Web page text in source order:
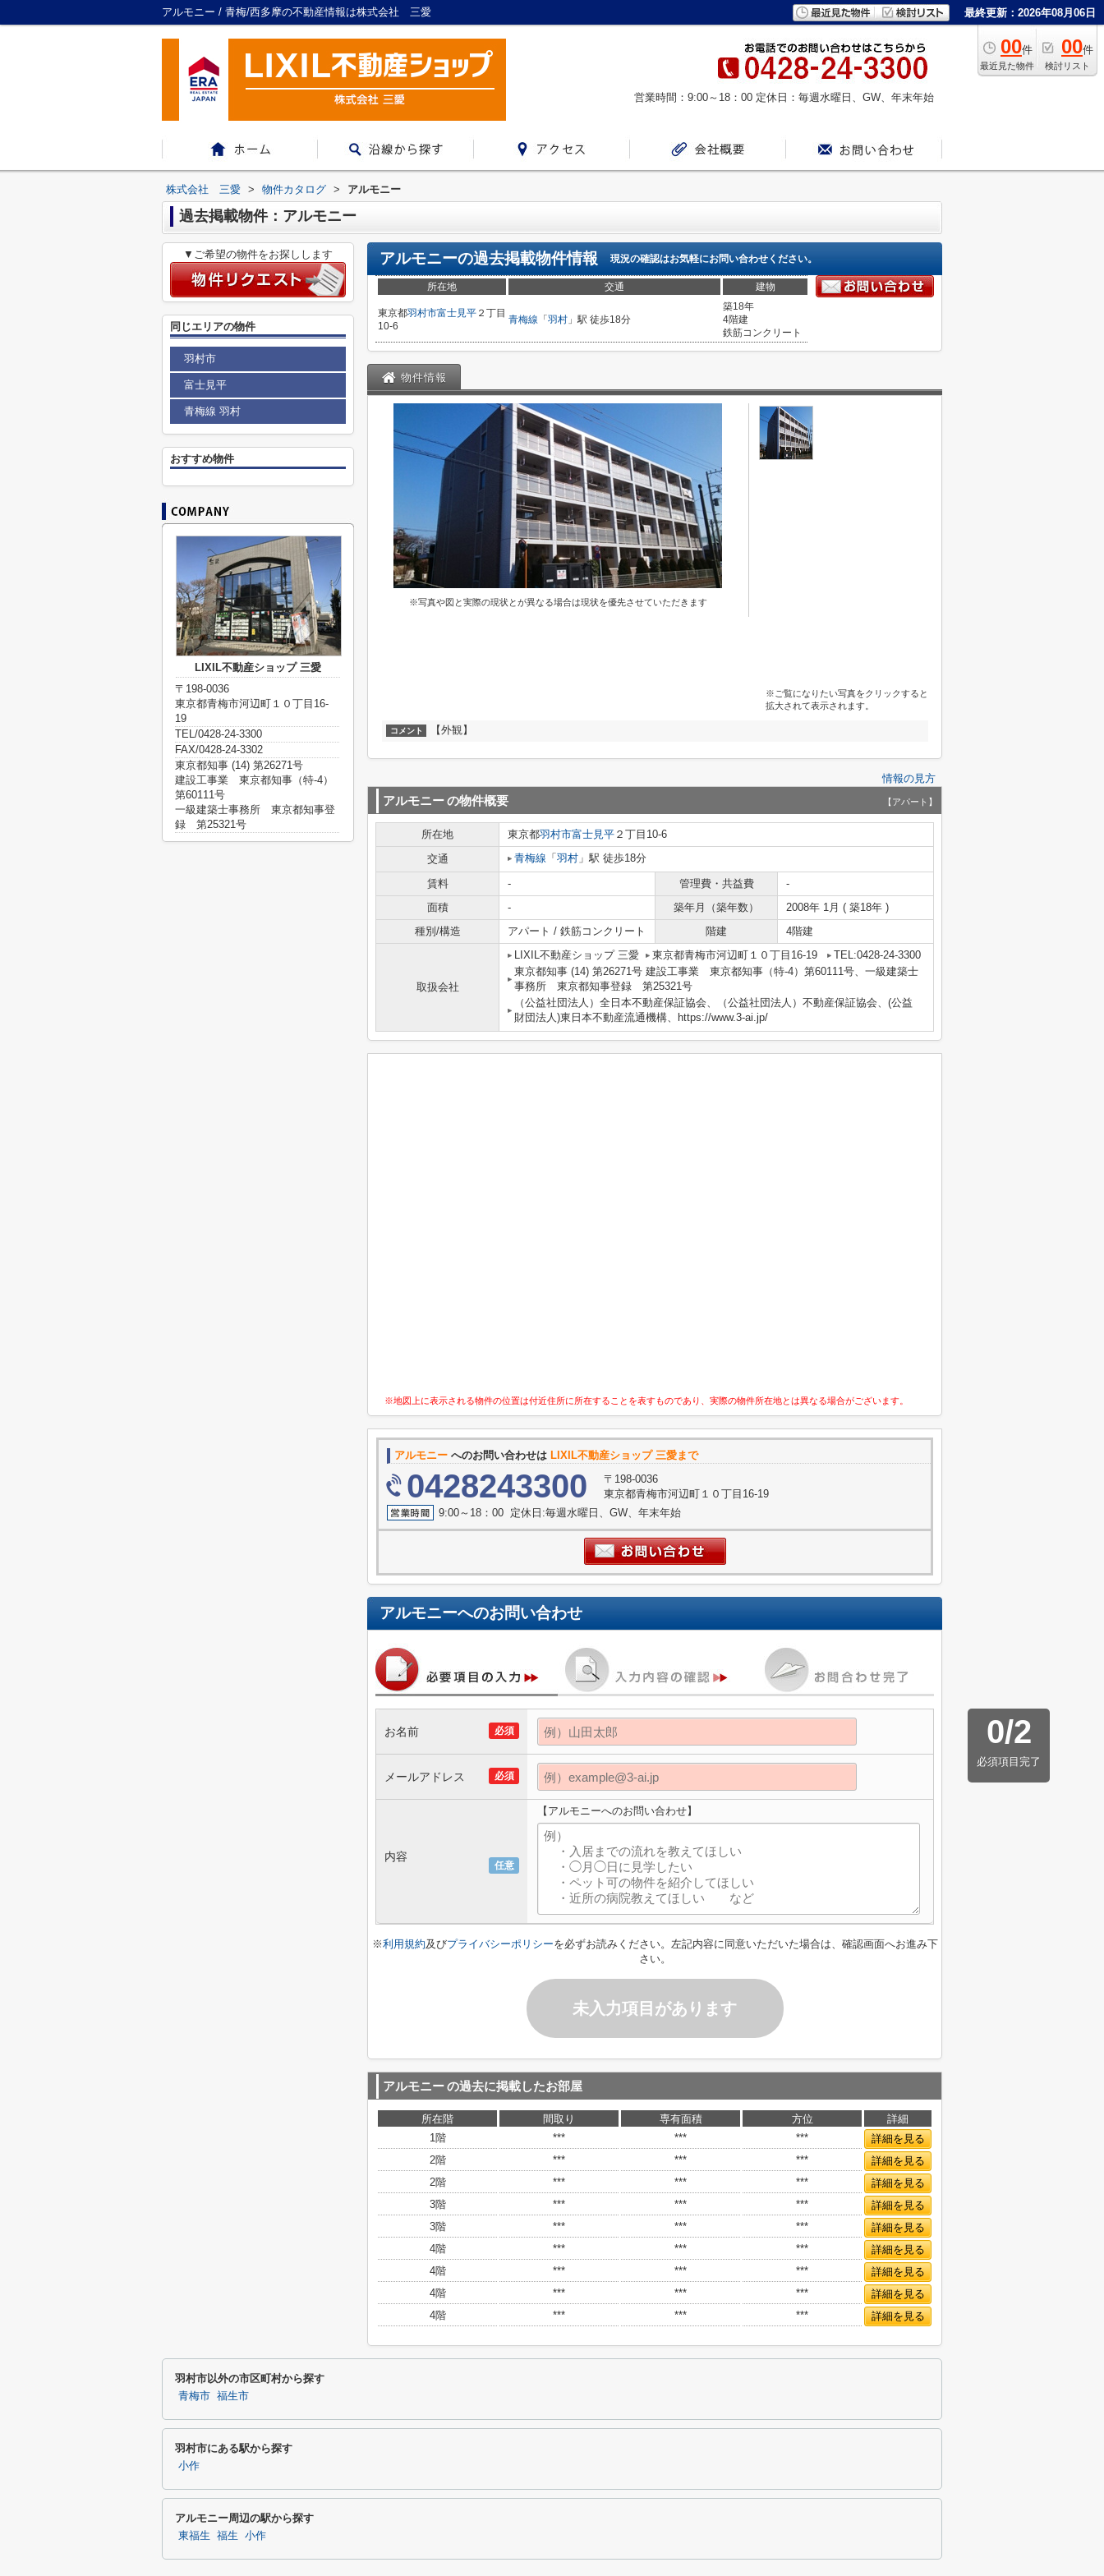
アルモニー / 青梅/西多摩の不動産情報は株式会社 三愛 最終更新：2026年08月06日
00件
最近見た物件
00件
検討リスト
営業時間：9:00～18：00 定休日：毎週水曜日、GW、年末年始
株式会社 三愛 > 物件カタログ > アルモニー
過去掲載物件：アルモニー
アルモニーの過去掲載物件情報 現況の確認はお気軽にお問い合わせください。
所在地 交通 建物
東京都羽村市富士見平 ２丁目
10-6
青梅線 「 羽村 」駅 徒歩18分
築18年
4階建
鉄筋コンクリート
物件情報
※写真や図と実際の現状とが異なる場合は現状を優先させていただきます
※ご覧になりたい写真をクリックすると
拡大されて表示されます。
コメント 【外観】
情報の見方
アルモニーの物件概要 【アパート】
所在地 東京都羽村市富士見平 ２丁目10-6
交通
青梅線 「 羽村 」駅 徒歩18分
賃料 - 管理費・共益費
-
面積
- 築年月（築年数）
2008年 1月 ( 築18年 )
種別/構造
アパート / 鉄筋コンクリート 階建 4階建
取扱会社
LIXIL不動産ショップ 三愛 東京都青梅市河辺町１０丁目16-19
TEL:0428-24-3300
東京都知事 (14) 第26271号 建設工事業 東京都知事（特-4）第60111号、一級建築士
事務所 東京都知事登録 第25321号
（公益社団法人）全日本不動産保証協会、（公益社団法人）不動産保証協会、(公益
財団法人)東日本不動産流通機構、https://www.3-ai.jp/
※地図上に表示される物件の位置は付近住所に所在することを表すものであり、実際の物件所在地とは異なる場合がございます。
アルモニー へのお問い合わせは LIXIL不動産ショップ 三愛まで
0428243300
〒198-0036
東京都青梅市河辺町１０丁目16-19
9:00～18：00 定休日:毎週水曜日、GW、年末年始
アルモニーへのお問い合わせ
0/2
必須項目完了
必須
お名前
必須
メールアドレス
任意
内容
【アルモニーへのお問い合わせ】
※利用規約及びプライバシーポリシーを必ずお読みください。左記内容に同意いただいた場合は、確認画面へお進み下
さい。
未入力項目があります
アルモニーの過去に掲載したお部屋
所在階 間取り 専有面積 方位
詳細
1階
*** *** ***
詳細を見る
2階
*** *** ***
詳細を見る
2階
*** *** ***
詳細を見る
3階
*** *** ***
詳細を見る
3階
*** *** ***
詳細を見る
4階
*** *** ***
詳細を見る
4階
*** *** ***
詳細を見る
4階
*** *** ***
詳細を見る
4階
*** *** *** 詳細を見る
▼ご希望の物件をお探しします
同じエリアの物件
羽村市
富士見平
青梅線 羽村
おすすめ物件
LIXIL不動産ショップ 三愛
〒198-0036
東京都青梅市河辺町１０丁目16-
19
TEL/0428-24-3300
FAX/0428-24-3302
東京都知事 (14) 第26271号
建設工事業 東京都知事（特-4）
第60111号
一級建築士事務所 東京都知事登
録 第25321号
羽村市以外の市区町村から探す
青梅市 福生市
羽村市にある駅から探す
小作
アルモニー周辺の駅から探す
東福生 福生 小作